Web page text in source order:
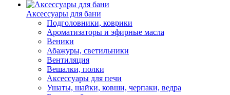
Аксессуары для бани
Подголовники, коврики
Ароматизаторы и эфирные масла
Веники
Абажуры, светильники
Вентиляция
Вешалки, полки
Аксессуары для печи
Ушаты, шайки, ковши, черпаки, ведра